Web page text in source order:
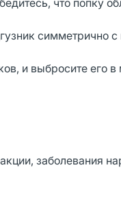
что попку
симметрично с
и выбросите его
заболевания